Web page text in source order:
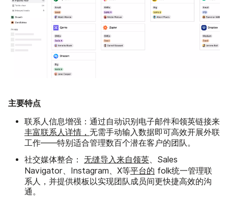
主要特点
联系人信息增强： 通过自动识别电子邮件和领英链接来
丰富联系人详情， 无需手动输入数据即可高效开展外联
工作——特别适合管理数百个潜在客户的团队。
社交媒体整合： 无缝导入来自领英、Sales
Navigator、Instagram、X等平台的 folk统一管理联
系人，并提供模板以实现团队成员间更快捷高效的沟
通。